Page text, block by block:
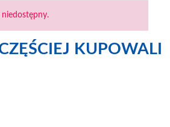
niedostępny.
KUPOWALI